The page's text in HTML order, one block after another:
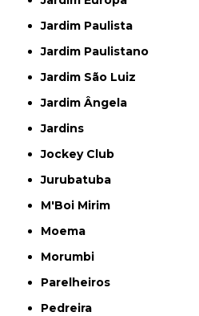
Jardim Paulista
Jardim Paulistano
Jardim São Luiz
Jardim Ângela
Jardins
Jockey Club
Jurubatuba
M'Boi Mirim
Moema
Morumbi
Parelheiros
Pedreira